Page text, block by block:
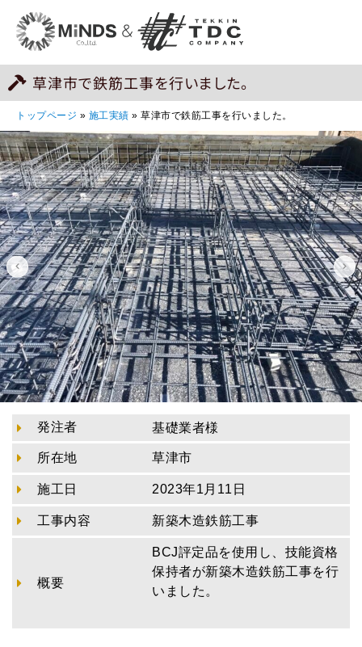
草津市で鉄筋工事を行いました。
トップページ » 施工実績 » 草津市で鉄筋工事を行いました。
発注者 基礎業者様
所在地 草津市
施工日 2023年1月11日
工事内容 新築木造鉄筋工事
概要
BCJ評定品を使用し、技能資格
保持者が新築木造鉄筋工事を行
いました。